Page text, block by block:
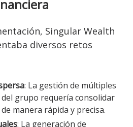
Singular Wealth
diversos retos
: La gestión de múltiples
grupo requería consolidar
manera rápida y precisa.
: La generación de